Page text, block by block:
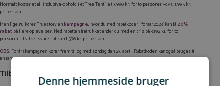
Normalt koster et all inclusive-ophold i et Tree Tent i alt 3.990 kr. for to personer – dvs. 1.995 kr.
pr. person
Men lige nu kører Truestory enkampagne, hvor du med rabatkoden “foraar2023” kan få20%
rabatpå flere oplevelser. Med rabatten fratrukket ender du med en pris på 3.192 kr. for to
personer – hvilket svarer til kun 1.596 kr. pr. person.
OBS: Forårskampagnen kører frem til og med søndag den 23. april. Rabatkoden kan også bruges til
en lang rækkeandre ophold og oplevelser.
Tilbuddet indeholderDenne hjemmeside bruger